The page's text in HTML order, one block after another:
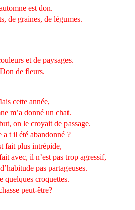
est don.
de graines, de légumes.
et de paysages.
Don de fleurs.
cette année,
m’a donné un chat.
on le croyait de passage.
a t il été abandonné ?
fait plus intrépide,
avec, il n’est pas trop agressif,
pas partageuses.
quelques croquettes.
peut-être?